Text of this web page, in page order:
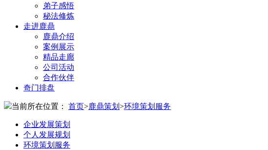
弟子感悟
秘法修炼
走进鹿鼎
鹿鼎介绍
案例展示
精品走廊
公司活动
合作伙伴
奇门排盘
当前所在位置： 首页>鹿鼎策划 >环境策划服务
企业发展策划
个人发展规划
环境策划服务